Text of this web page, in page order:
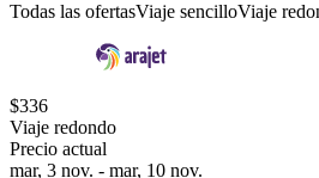
Todas las ofertasViaje sencilloViaje
$336
Viaje redondo
Precio actual
mar, 3 nov. - mar, 10 nov.